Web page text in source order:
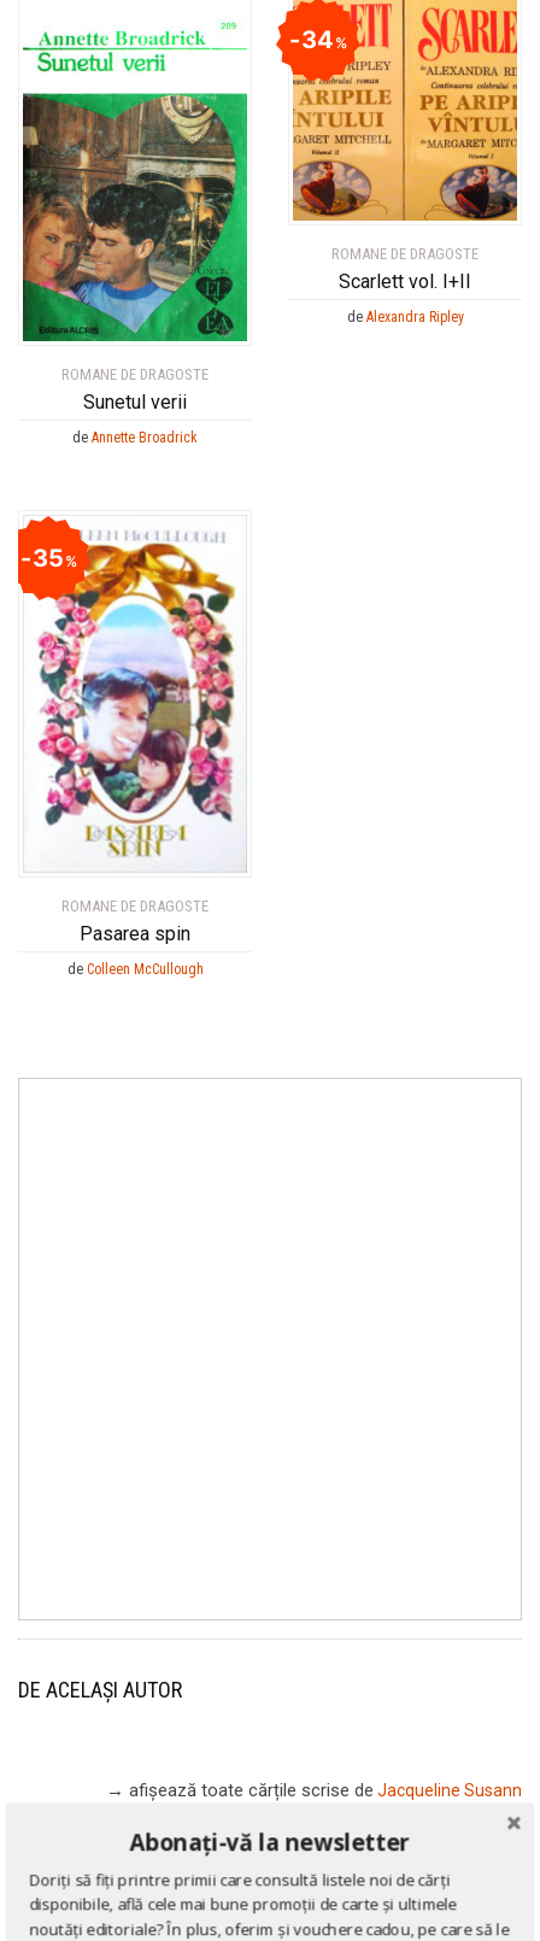
ROMANE DE DRAGOSTE
Sunetul verii
de Annette Broadrick
ROMANE DE DRAGOSTE
Scarlett vol. I+II
34%
de Alexandra Ripley
ROMANE DE DRAGOSTE
Pasarea spin
35%
de Colleen McCullough
DE ACELAȘI AUTOR
→ afișează toate cărțile scrise de Jacqueline Susann
Abonați-vă la newsletter
Doriți să fiți printre primii care consultă listele noi de cărți
disponibile, află cele mai bune promoții de carte și ultimele
noutăți editoriale? În plus, oferim și vouchere cadou, pe care să le